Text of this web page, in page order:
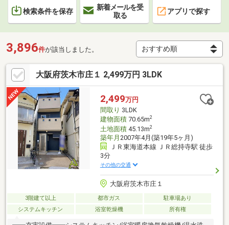
検索条件を保存
新着メールを受
取る
アプリで探す
3,896件が該当しました。
大阪府茨木市庄１ 2,499万円 3LDK
2,499万円
間取り 3LDK
建物面積70.65m2
土地面積45.13m2
築年月 2007年4月(築19年5ヶ月)
ＪＲ東海道本線 ＪＲ総持寺駅 徒歩
3分
その他の交通
大阪府茨木市庄１
3階建て以上 都市ガス
駐車場あり
システムキッチン
浴室乾燥機 所有権